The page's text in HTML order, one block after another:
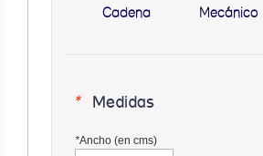
Cadena Mecánico
* Medidas
*Ancho (en cms)